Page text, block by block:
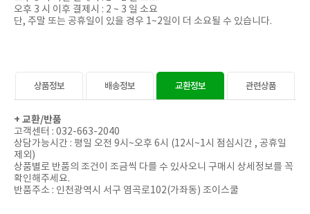
오후 3 시 이후 결제시 : 2 ~ 3 일 소요
단, 주말 또는 공휴일이 있을 경우 1~2일이 더 소요될 수 있습니다.
상품정보 배송정보 교환정보 관련상품
+ 교환/반품
고객센터 : 032-663-2040
상담가능시간 : 평일 오전 9시~오후 6시 (12시~1시 점심시간 , 공휴일
제외)
상품별로 반품의 조건이 조금씩 다를 수 있사오니 구매시 상세정보를 꼭
확인해주세요.
반품주소 : 인천광역시 서구 염곡로102(가좌동) 조이스쿨